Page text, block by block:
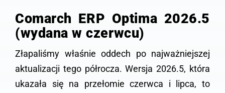
Comarch ERP Optima 2026.5
(wydana w czerwcu)
Złapaliśmy właśnie oddech po najważniejszej
aktualizacji tego półrocza. Wersja 2026.5, która
ukazała się na przełomie czerwca i lipca, to